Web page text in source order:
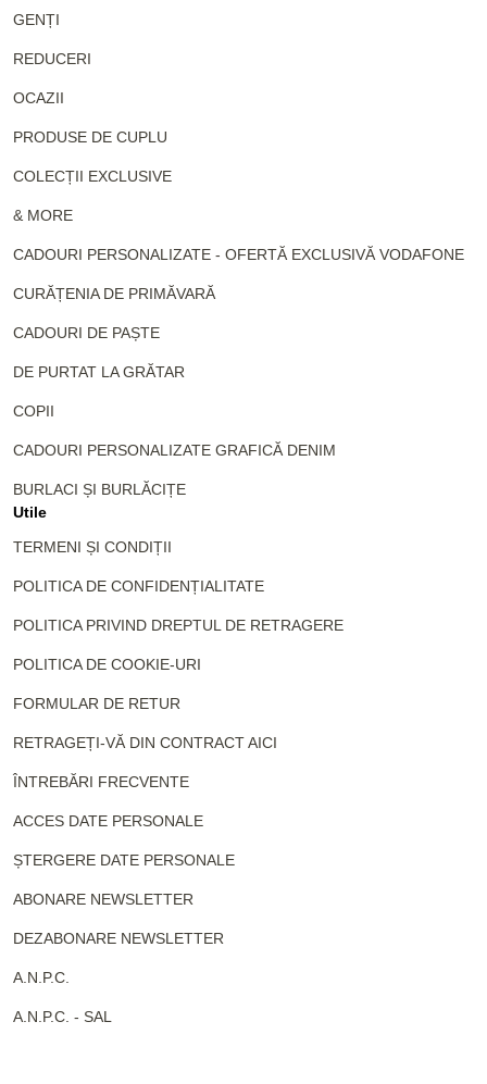
GENȚI
REDUCERI
OCAZII
PRODUSE DE CUPLU
COLECȚII EXCLUSIVE
& MORE
CADOURI PERSONALIZATE - OFERTĂ EXCLUSIVĂ VODAFONE
CURĂȚENIA DE PRIMĂVARĂ
CADOURI DE PAȘTE
DE PURTAT LA GRĂTAR
COPII
CADOURI PERSONALIZATE GRAFICĂ DENIM
BURLACI ȘI BURLĂCIȚE
Utile
TERMENI ȘI CONDIȚII
POLITICA DE CONFIDENȚIALITATE
POLITICA PRIVIND DREPTUL DE RETRAGERE
POLITICA DE COOKIE-URI
FORMULAR DE RETUR
RETRAGEȚI-VĂ DIN CONTRACT AICI
ÎNTREBĂRI FRECVENTE
ACCES DATE PERSONALE
ȘTERGERE DATE PERSONALE
ABONARE NEWSLETTER
DEZABONARE NEWSLETTER
A.N.P.C.
A.N.P.C. - SAL